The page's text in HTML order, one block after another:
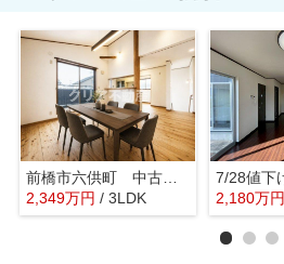
前橋市六供町 中古住宅 勾配天井の明るいリビング
2,349万円 / 3LDK
2,180万円